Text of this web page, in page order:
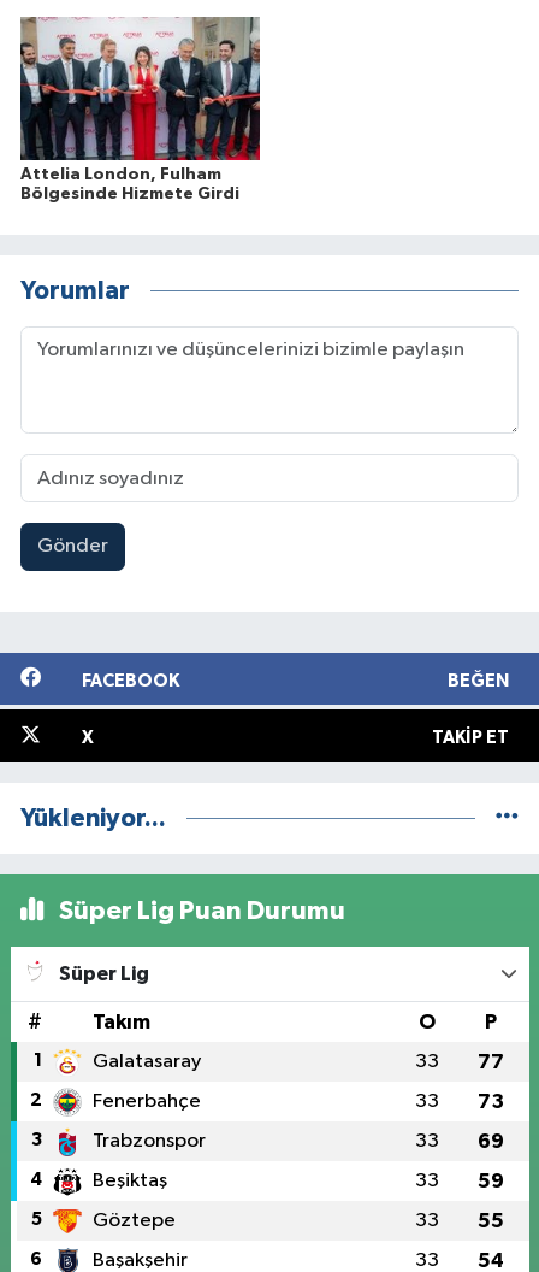
Attelia London, Fulham
Bölgesinde Hizmete Girdi
Yorumlar
Gönder
FACEBOOK BEĞEN
X TAKIP ET
Yükleniyor...
Süper Lig Puan Durumu
Süper Lig
# Takım O P
1 Galatasaray 33 77
2 Fenerbahçe 33 73
3 Trabzonspor 33 69
4 Beşiktaş 33 59
5 Göztepe 33 55
6 Başakşehir 33 54